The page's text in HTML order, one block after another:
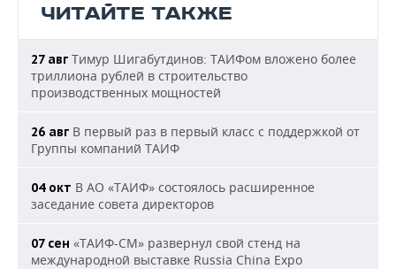
ЧИТАЙТЕ ТАКЖЕ
27 авг Тимур Шигабутдинов: ТАИФом вложено более
триллиона рублей в строительство
производственных мощностей
26 авг В первый раз в первый класс с поддержкой от
Группы компаний ТАИФ
04 окт В АО «ТАИФ» состоялось расширенное
заседание совета директоров
07 сен «ТАИФ-СМ» развернул свой стенд на
международной выставке Russia China Expo